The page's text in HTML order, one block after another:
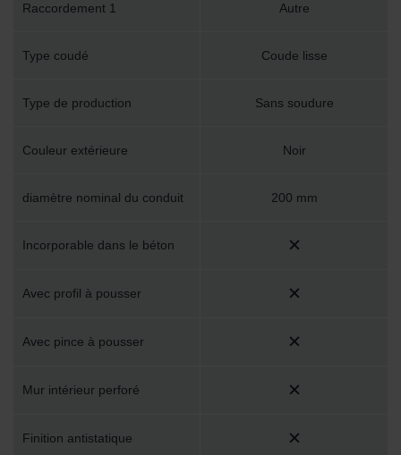
Raccordement 1 Autre
Type coudé Coude lisse
Type de production Sans soudure
Couleur extérieure Noir
diamètre nominal du conduit 200 mm
Incorporable dans le béton
Avec profil à pousser
Avec pince à pousser
Mur intérieur perforé
Finition antistatique